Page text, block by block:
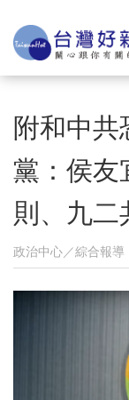
附和中
黨：侯友
則、九二
政治中心／綜合報導